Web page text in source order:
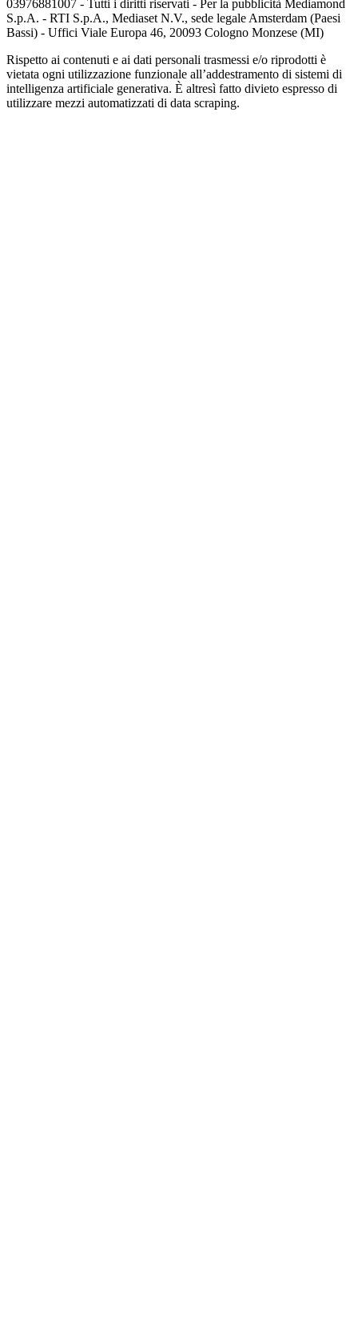
03976881007 - Tutti i diritti riservati - Per la pubblicità Mediamond
S.p.A. - RTI S.p.A., Mediaset N.V., sede legale Amsterdam (Paesi
Bassi) - Uffici Viale Europa 46, 20093 Cologno Monzese (MI)
Rispetto ai contenuti e ai dati personali trasmessi e/o riprodotti è
vietata ogni utilizzazione funzionale all’addestramento di sistemi di
intelligenza artificiale generativa. È altresì fatto divieto espresso di
utilizzare mezzi automatizzati di data scraping.